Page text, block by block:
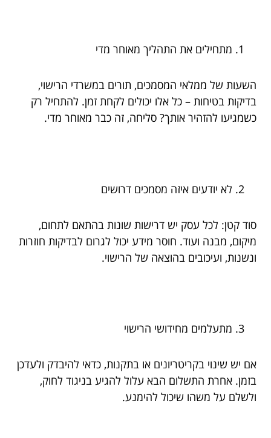
מתחילים את התהליך מאוחר מדי
השעות של ממלאי המסמכים, תורים במשרדי הרישוי,
בדיקות בטיחות – כל אלו יכולים לקחת זמן. להתחיל רק
כשמגיעו להזהיר אותך? סליחה, זה כבר מאוחר מדי.
לא יודעים איזה מסמכים דרושים
סוד קטן: לכל עסק יש דרישות שונות בהתאם לתחום,
מיקום, מבנה ועוד. חוסר מידע יכול לגרום לבדיקות חוזרות
ונשנות, ועיכובים בהוצאה של הרישוי.
מתעלמים מחידושי הרישוי
אם יש שינוי בקריטריונים או בתקנות, כדאי להיבדק ולעדכן
בזמן. אחרת התשלום הבא עלול להגיע בניגוד לחוק,
ולשלם על משהו שיכול להימנע.